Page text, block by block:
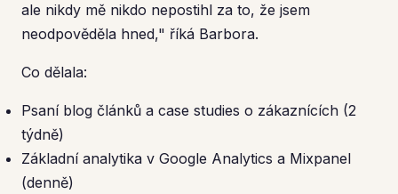
ale nikdy mě nikdo nepostihl za to, že jsem
neodpověděla hned," říká Barbora.
Co dělala:
Psaní blog článků a case studies o zákaznících (2
týdně)
Základní analytika v Google Analytics a Mixpanel
(denně)